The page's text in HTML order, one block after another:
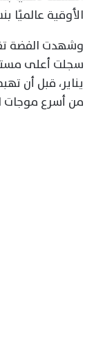
الأوقية عالميًا بنسبة 20% وبنحو
من أسرع موجات